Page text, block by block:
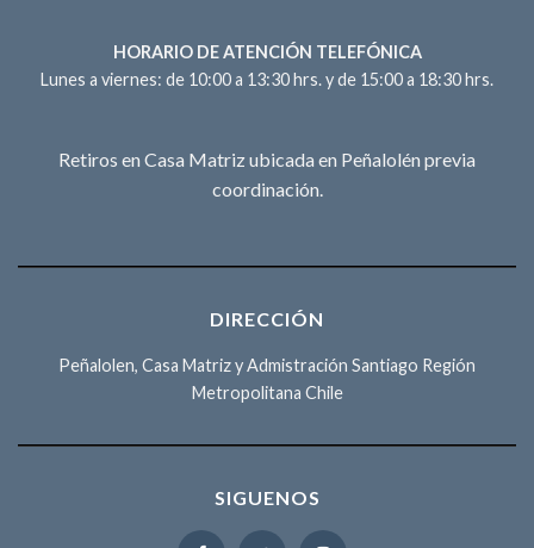
HORARIO DE ATENCIÓN TELEFÓNICA
Lunes a viernes: de 10:00 a 13:30 hrs. y de 15:00 a 18:30 hrs.
Retiros en Casa Matriz ubicada en Peñalolén previa
coordinación.
DIRECCIÓN
Peñalolen, Casa Matriz y Admistración Santiago Región
Metropolitana Chile
SIGUENOS